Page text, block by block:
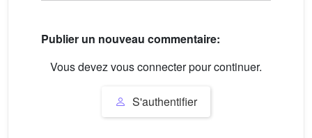
Publier un nouveau commentaire:
Vous devez vous connecter pour continuer.
S'authentifier